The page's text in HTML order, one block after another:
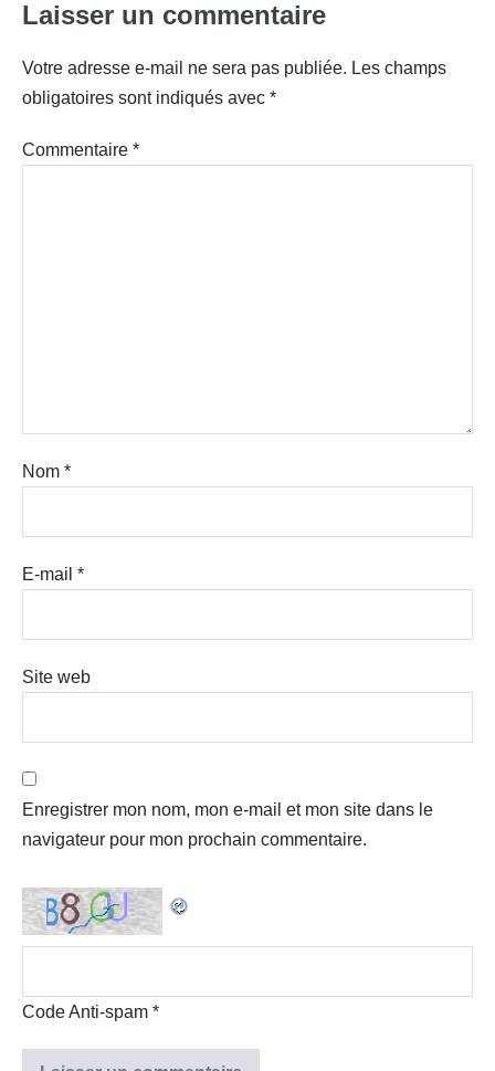
Laisser un commentaire
Votre adresse e-mail ne sera pas publiée. Les champs
obligatoires sont indiqués avec *
Commentaire *
Nom *
E-mail *
Site web
Enregistrer mon nom, mon e-mail et mon site dans le
navigateur pour mon prochain commentaire.
Code Anti-spam *